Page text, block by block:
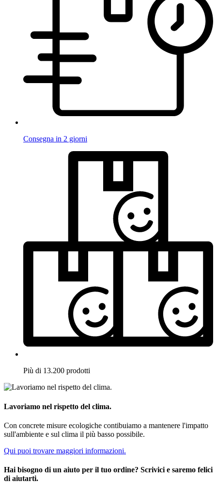
Consegna in 2 giorni
Più di 13.200 prodotti
Lavoriamo nel rispetto del clima.
Con concrete misure ecologiche contibuiamo a mantenere l'impatto
sull'ambiente e sul clima il più basso possibile.
Qui puoi trovare maggiori informazioni.
Hai bisogno di un aiuto per il tuo ordine? Scrivici e saremo felici
di aiutarti.